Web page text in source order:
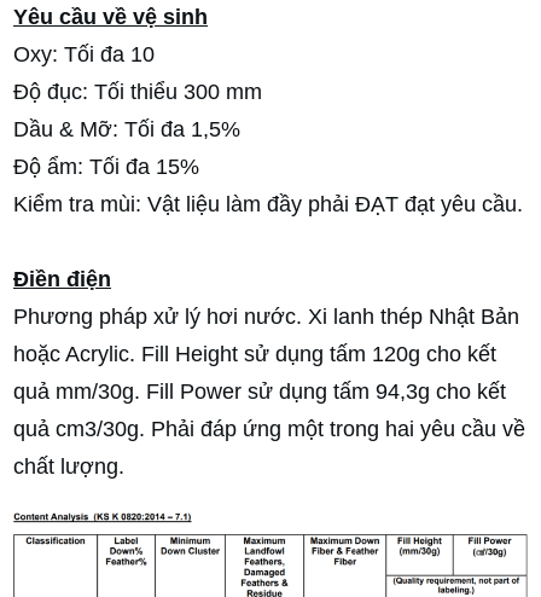
Yêu cầu về vệ sinh
Oxy: Tối đa 10
Độ đục: Tối thiểu 300 mm
Dầu & Mỡ: Tối đa 1,5%
Độ ẩm: Tối đa 15%
Kiểm tra mùi: Vật liệu làm đầy phải ĐẠT đạt yêu cầu.
Điền điện
Phương pháp xử lý hơi nước. Xi lanh thép Nhật Bản
hoặc Acrylic. Fill Height sử dụng tấm 120g cho kết
quả mm/30g. Fill Power sử dụng tấm 94,3g cho kết
quả cm3/30g. Phải đáp ứng một trong hai yêu cầu về
chất lượng.